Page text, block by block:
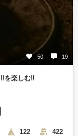
50 19
を楽しむ‼️
122 422